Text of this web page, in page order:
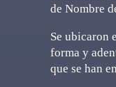
de Nombre
Se ubicaron
forma y
que se han